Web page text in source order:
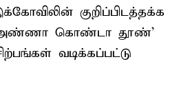
குறிப்பிடத்தக்க
'அண்ணா கொண்டா தூண்'
வடிக்கப்பட்டு